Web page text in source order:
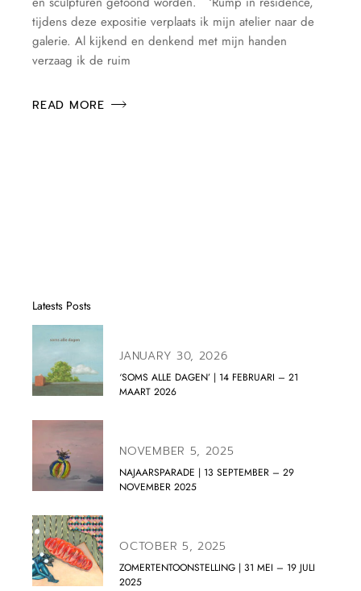
tijdens deze expositie verplaats ik mijn atelier naar de
galerie. Al kijkend en denkend met mijn handen
verzaag ik de ruim
READ MORE
Latests Posts
JANUARY 30, 2026
‘SOMS ALLE DAGEN’ | 14 FEBRUARI – 21
MAART 2026
NOVEMBER 5, 2025
NAJAARSPARADE | 13 SEPTEMBER – 29
NOVEMBER 2025
OCTOBER 5, 2025
ZOMERTENTOONSTELLING | 31 MEI – 19 JULI
2025